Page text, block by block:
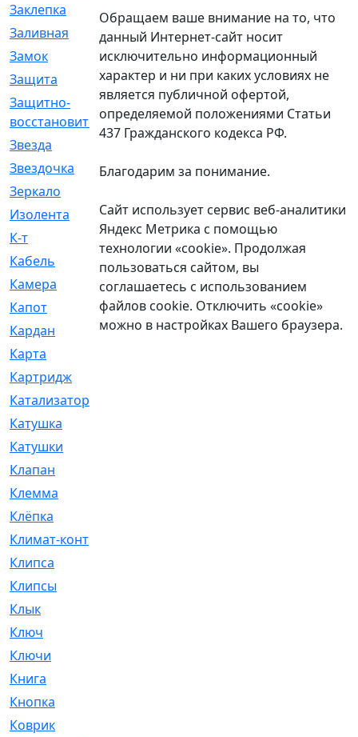
Заклепка
Заливная
[4]
Замок
[12]
Защита
[79]
Защитно-
восстановительный
[4]
Звезда
[1]
Звездочка
[5]
Зеркало
Изолента
[1]
К-т
[13]
Кабель
[50]
Камера
[4]
Капот
[144]
Кардан
[131]
Карта
Картридж
Катализатор
Катушка
Катушки
Клапан
Клемма
Клёпка
Климат-контроль
Клипса
Клипсы
Клык
Ключ
Ключи
Книга
Кнопка
Коврик
Обращаем ваше внимание на то, что
данный Интернет-сайт носит
исключительно информационный
характер и ни при каких условиях не
является публичной офертой,
определяемой положениями Статьи
437 Гражданского кодекса РФ.
Благодарим за понимание.
Сайт использует сервис веб-аналитики
Яндекс Метрика с помощью
технологии «cookie». Продолжая
пользоваться сайтом, вы
соглашаетесь с использованием
файлов cookie. Отключить «cookie»
можно в настройках Вашего браузера.